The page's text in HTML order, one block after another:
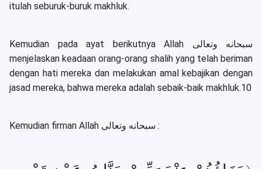
itulah seburuk-buruk makhluk.
Kemudian pada ayat berikutnya Allah سبحانه وتعالى
menjelaskan keadaan orang-orang shalih yang telah beriman
dengan hati mereka dan melakukan amal kebajikan dengan
jasad mereka, bahwa mereka adalah sebaik-baik makhluk.10
Kemudian firman Allah سبحانه وتعالى :